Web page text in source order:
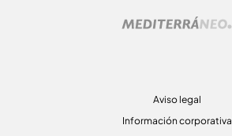
Aviso legal
Información corporativa